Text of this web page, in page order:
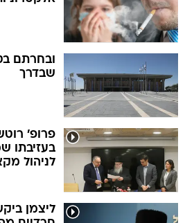
ובחרתם
שבדרך
פרופ'
בעזיבתו
לניהול
ליצמן